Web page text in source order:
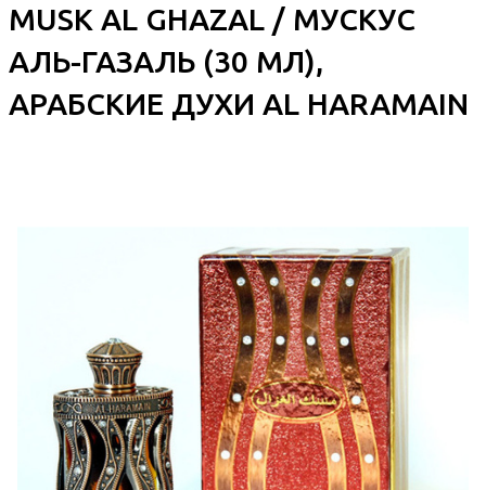
MUSK AL GHAZAL / МУСКУС
АЛЬ-ГАЗАЛЬ (30 МЛ),
АРАБСКИЕ ДУХИ AL HARAMAIN